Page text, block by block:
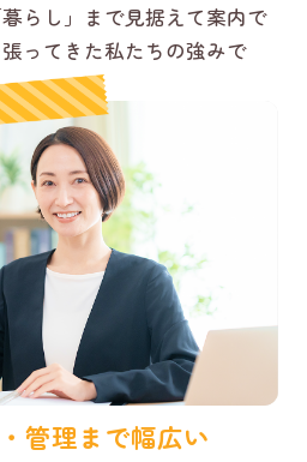
暮らし」まで見据えて案内で
ってきた私たちの強みで
管理まで幅広い